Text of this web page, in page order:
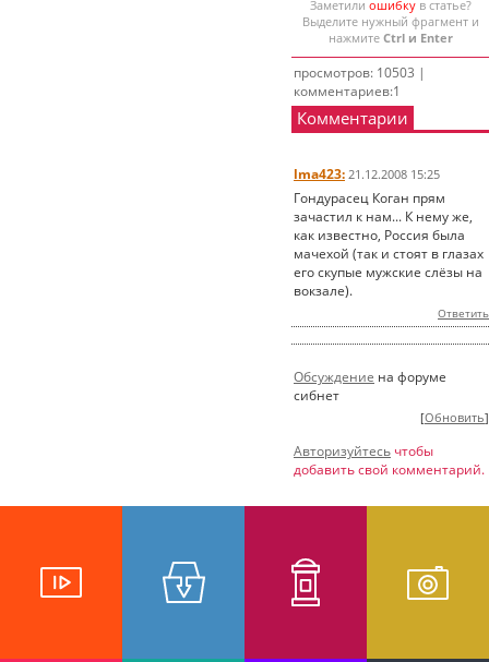
Заметили ошибкув статье?
Выделите нужный фрагмент и
нажмите Ctrl и Enter
просмотров: 10503 |
комментариев:1
Комментарии
lma423: 21.12.2008 15:25
Гондурасец Коган прям
зачастил к нам... К нему же,
как известно, Россия была
мачехой (так и стоят в глазах
его скупые мужские слёзы на
вокзале).
Ответить
Обсуждение на форуме
сибнет
[Обновить]
Авторизуйтесь чтобы
добавить свой комментарий.